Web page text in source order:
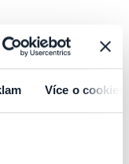
Více o cookies